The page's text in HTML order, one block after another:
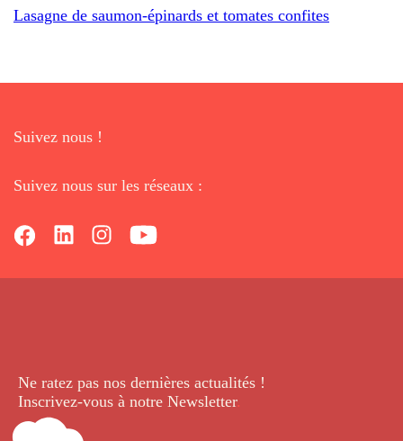
Lasagne de saumon-épinards et tomates confites
Suivez nous !
Suivez nous sur les réseaux :
Ne ratez pas nos dernières actualités !
Inscrivez-vous à notre Newsletter.